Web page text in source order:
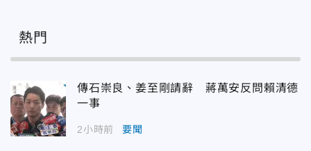
熱門
傳石崇良、姜至剛請辭 蔣萬安反問賴清德
一事
2小時前 要聞